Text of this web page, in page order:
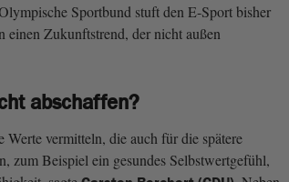
Sportbund stuft den E-Sport bisher
einen Zukunftstrend, der nicht außen
abschaffen?
vermitteln, die auch für die spätere
zum Beispiel ein gesundes Selbstwertgefühl,